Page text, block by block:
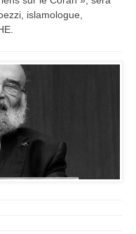
islamologue,